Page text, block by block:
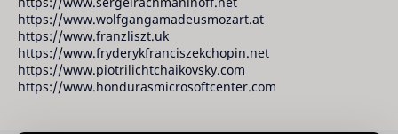
https://www.wolfgangamadeusmozart.at
https://www.franzliszt.uk
https://www.fryderykfranciszekchopin.net
https://www.piotrilichtchaikovsky.com
https://www.hondurasmicrosoftcenter.com